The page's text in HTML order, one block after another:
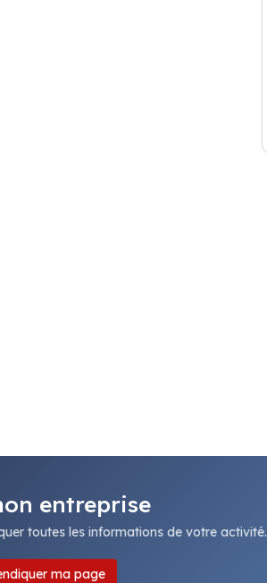
entreprise
toutes les informations de votre activité.
ma page